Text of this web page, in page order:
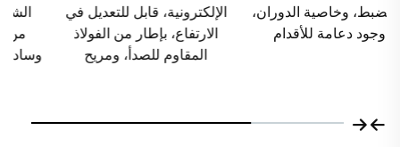
الإلكترونية، قابل للتعديل في
الارتفاع، بإطار من الفولاذ
الشكل، مقعد مجوف، هيكل
من الفولاذ المقاوم للصدأ،
وسادة رغوية للاستخدام الطويل